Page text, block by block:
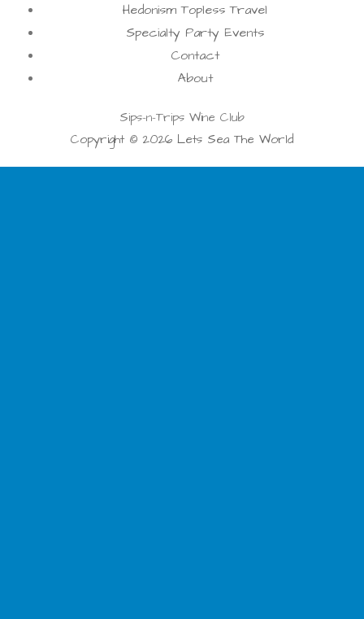
Hedonism Topless Travel
Specialty Party Events
Contact
About
Sips-n-Trips Wine Club
Copyright © 2026 Lets Sea The World